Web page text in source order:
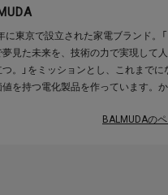
に東京で設立された家電ブランド。
夢見た未来を、技術の力で実現して
。」をミッションとし、これまでに
値を持つ電化製品を作っています。
た。しかし今、私たちの生活は十分
BALMUDAの